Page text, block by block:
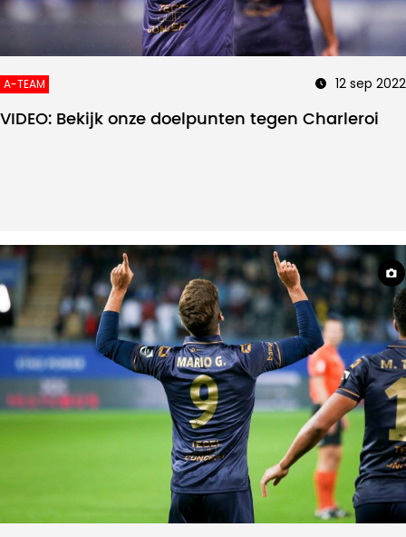
A-TEAM 12 sep 2022
VIDEO: Bekijk onze doelpunten tegen Charleroi